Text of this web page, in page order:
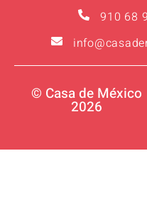
910 68
© Casa de México
2026